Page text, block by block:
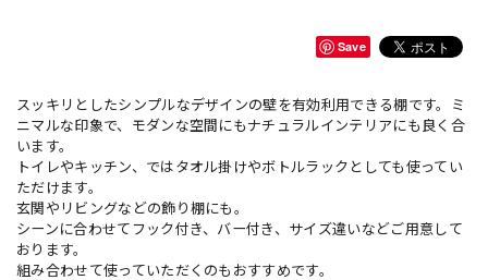
Save
スッキリとしたシンプルなデザインの壁を有効利用できる棚です。ミ
ニマルな印象で、モダンな空間にもナチュラルインテリアにも良く合
います。
トイレやキッチン、ではタオル掛けやボトルラックとしても使ってい
ただけます。
玄関やリビングなどの飾り棚にも。
シーンに合わせてフック付き、バー付き、サイズ違いなどご用意して
おります。
組み合わせて使っていただくのもおすすめです。